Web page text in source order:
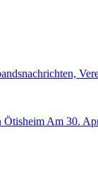
Am 30.